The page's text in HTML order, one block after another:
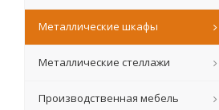
Металлические шкафы
Металлические стеллажи
Производственная мебель